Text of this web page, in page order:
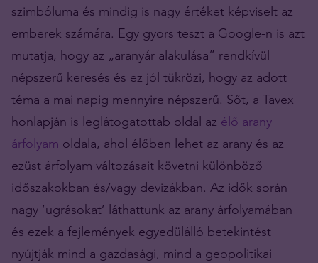
szimbóluma és mindig is nagy értéket képviselt az
emberek számára. Egy gyors teszt a Google-n is azt
mutatja, hogy az „aranyár alakulása” rendkívül
népszerű keresés és ez jól tükrözi, hogy az adott
téma a mai napig mennyire népszerű. Sőt, a Tavex
honlapján is leglátogatottab oldal az élő arany
árfolyam oldala, ahol élőben lehet az arany és az
ezüst árfolyam változásait követni különböző
időszakokban és/vagy devizákban. Az idők során
nagy ’ugrásokat’ láthattunk az arany árfolyamában
és ezek a fejlemények egyedülálló betekintést
nyújtják mind a gazdasági, mind a geopolitikai